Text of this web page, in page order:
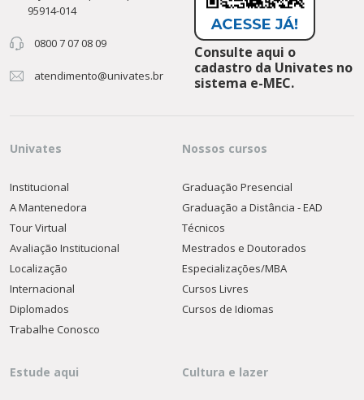
95914-014
0800 7 07 08 09
atendimento@univates.br
Consulte aqui o
cadastro da Univates no
sistema e-MEC.
Univates
Institucional
A Mantenedora
Tour Virtual
Avaliação Institucional
Localização
Internacional
Diplomados
Trabalhe Conosco
Nossos cursos
Graduação Presencial
Graduação a Distância - EAD
Técnicos
Mestrados e Doutorados
Especializações/MBA
Cursos Livres
Cursos de Idiomas
Estude aqui Cultura e lazer